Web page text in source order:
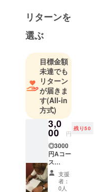
フィア)で
大分県をア
げ、老若男
女問わず、
多くの人が
ワクワクで
きる街にし
ます。
イベントに
関してのお
問い合わせ
は、
yumefes201
リターンを
選ぶ
目標金額
未達でも
リターン
が届きま
す(All-in
方式)
3,0
00 円
残り50
◎3000
円Aコー
ス
ジョー
くんの
著書
支援
者：
0人